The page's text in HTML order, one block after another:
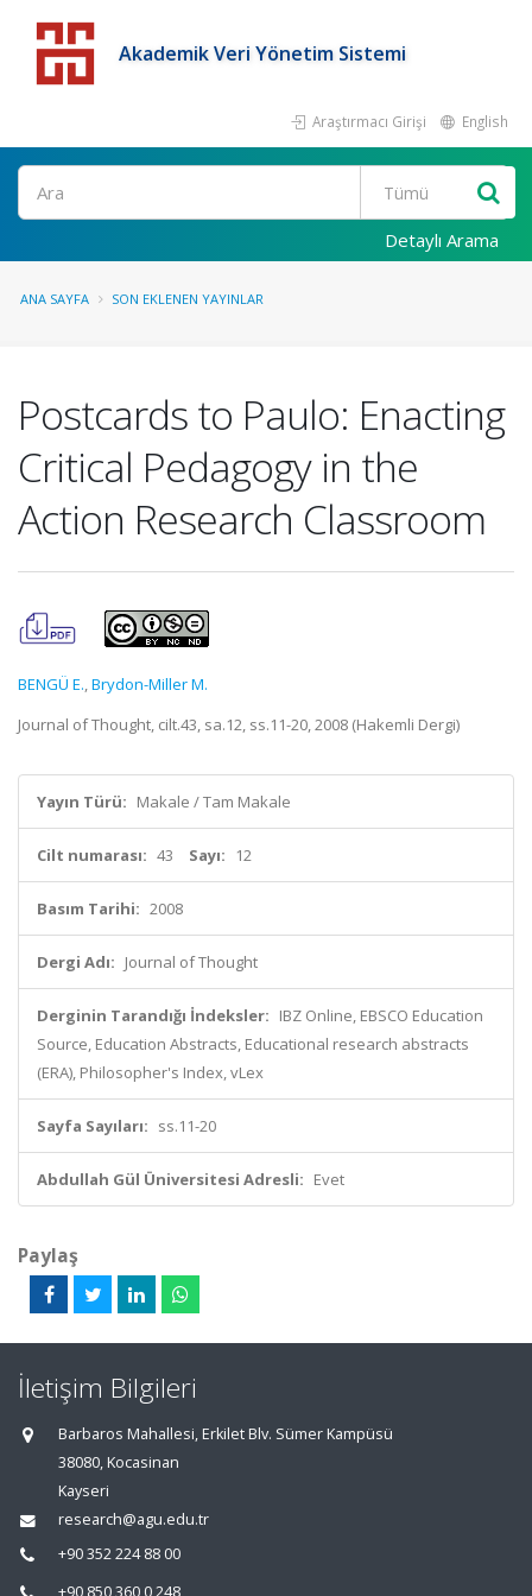
Akademik Veri Yönetim Sistemi
Araştırmacı Girişi English
Detaylı Arama
ANA SAYFA SON EKLENEN YAYINLAR
Postcards to Paulo: Enacting
Critical Pedagogy in the
Action Research Classroom
BENGÜ E.,Brydon-Miller M.
Journal of Thought, cilt.43, sa.12, ss.11-20, 2008 (Hakemli Dergi)
Yayın Türü: Makale / Tam Makale
Cilt numarası: 43 Sayı: 12
Basım Tarihi: 2008
Dergi Adı: Journal of Thought
Derginin Tarandığı İndeksler: IBZ Online, EBSCO Education
Source, Education Abstracts, Educational research abstracts
(ERA), Philosopher's Index, vLex
Sayfa Sayıları: ss.11-20
Abdullah Gül Üniversitesi Adresli: Evet
Paylaş
İletişim Bilgileri
Barbaros Mahallesi, Erkilet Blv. Sümer Kampüsü
38080, Kocasinan
Kayseri
research@agu.edu.tr
+90 352 224 88 00
+90 850 360 0 248